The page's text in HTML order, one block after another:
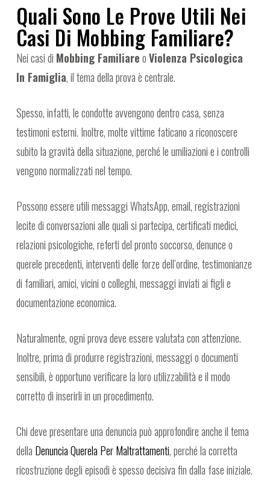
Quali Sono Le Prove Utili Nei
Casi Di Mobbing Familiare?
Nei casi di Mobbing FamiliareoViolenza Psicologica
In Famiglia, il tema della prova è centrale.
Spesso, infatti, le condotte avvengono dentro casa, senza
testimoni esterni. Inoltre, molte vittime faticano a riconoscere
subito la gravità della situazione, perché le umiliazioni e i controlli
vengono normalizzati nel tempo.
Possono essere utili messaggi WhatsApp, email, registrazioni
lecite di conversazioni alle quali si partecipa, certificati medici,
relazioni psicologiche, referti del pronto soccorso, denunce o
querele precedenti, interventi delle forze dell’ordine, testimonianze
di familiari, amici, vicini o colleghi, messaggi inviati ai figli e
documentazione economica.
Naturalmente, ogni prova deve essere valutata con attenzione.
Inoltre, prima di produrre registrazioni, messaggi o documenti
sensibili, è opportuno verificare la loro utilizzabilità e il modo
corretto di inserirli in un procedimento.
Chi deve presentare una denuncia può approfondire anche il tema
della Denuncia Querela Per Maltrattamenti, perché la corretta
ricostruzione degli episodi è spesso decisiva fin dalla fase iniziale.